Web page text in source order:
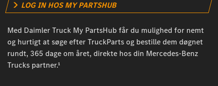
LOG IN HOS MY PARTSHUB
Med Daimler Truck My PartsHub får du mulighed for nemt
og hurtigt at søge efter TruckParts og bestille dem døgnet
rundt, 365 dage om året, direkte hos din Mercedes-Benz
Trucks partner.¹